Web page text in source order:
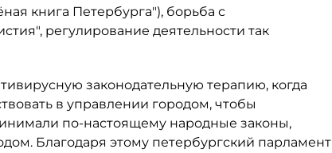
книга Петербурга"), борьба с
регулирование деятельности так
законодательную терапию, когда
в управлении городом, чтобы
по-настоящему народные законы,
Благодаря этому петербургский парламент